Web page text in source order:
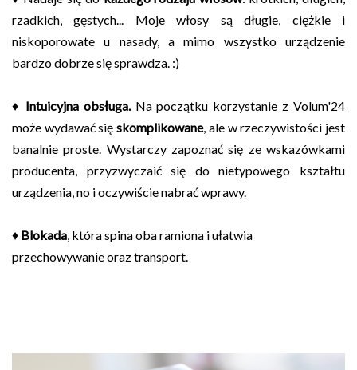
rzadkich, gęstych... Moje włosy są długie, ciężkie i
niskoporowate u nasady, a mimo wszystko urządzenie
bardzo dobrze się sprawdza. :)
♦ Intuicyjna obsługa.Na początku korzystanie z Volum'24
może wydawać sięskomplikowane, ale w rzeczywistości jest
banalnie proste. Wystarczy zapoznać się ze wskazówkami
producenta, przyzwyczaić się do nietypowego kształtu
urządzenia, no i oczywiście nabrać wprawy.
♦ Blokada, która spina oba ramiona i ułatwia
przechowywanie oraz transport.